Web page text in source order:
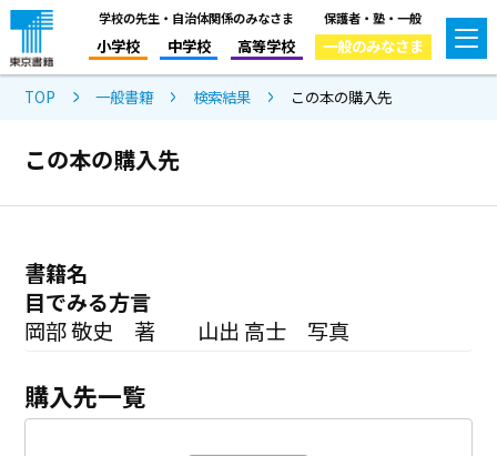
学校の先生・自治体関係のみなさま
小学校 中学校 高等学校
保護者・塾・一般
一般のみなさま
TOP 一般書籍 検索結果 この本の購入先
この本の購入先
書籍名
目でみる方言
岡部 敬史 著 山出 高士 写真
購入先一覧